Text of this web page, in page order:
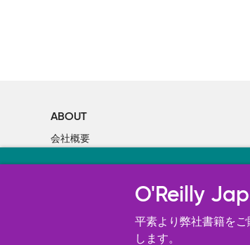
ABOUT
会社概要
オライリー・ジャパ
況の分析、ユーザー
す。 詳細については
O'Reilly
平素より弊社書籍を
します。